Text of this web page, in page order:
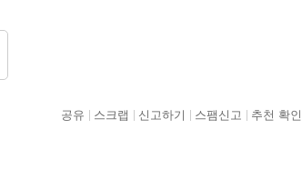
공유 스크랩 신고하기 스팸신고 추천 확인